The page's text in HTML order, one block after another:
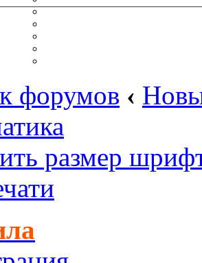
НЕПРОЧИТАННЫЕ
форумов ‹
размер